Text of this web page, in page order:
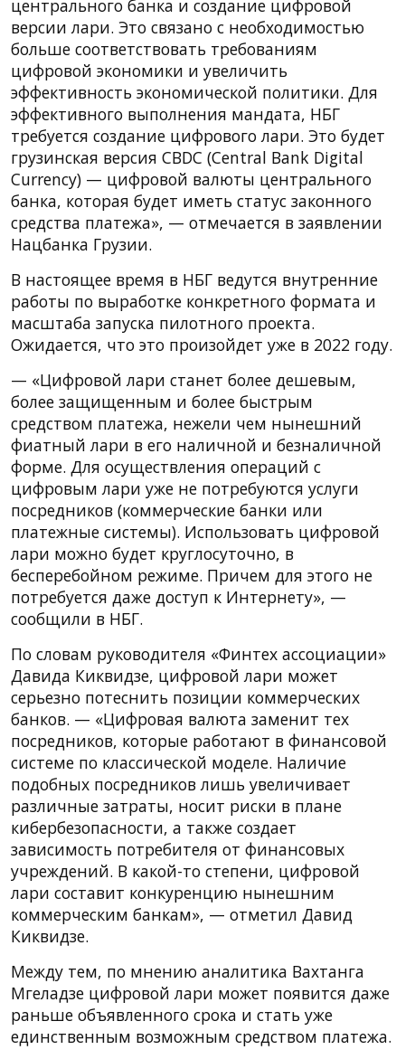
центрального банка и создание цифровой
версии лари. Это связано с необходимостью
больше соответствовать требованиям
цифровой экономики и увеличить
эффективность экономической политики. Для
эффективного выполнения мандата, НБГ
требуется создание цифрового лари. Это будет
грузинская версия CBDC (Central Bank Digital
Currency) — цифровой валюты центрального
банка, которая будет иметь статус законного
средства платежа», — отмечается в заявлении
Нацбанка Грузии.
В настоящее время в НБГ ведутся внутренние
работы по выработке конкретного формата и
масштаба запуска пилотного проекта.
Ожидается, что это произойдет уже в 2022 году.
— «Цифровой лари станет более дешевым,
более защищенным и более быстрым
средством платежа, нежели чем нынешний
фиатный лари в его наличной и безналичной
форме. Для осуществления операций с
цифровым лари уже не потребуются услуги
посредников (коммерческие банки или
платежные системы). Использовать цифровой
лари можно будет круглосуточно, в
бесперебойном режиме. Причем для этого не
потребуется даже доступ к Интернету», —
сообщили в НБГ.
По словам руководителя «Финтех ассоциации»
Давида Киквидзе, цифровой лари может
серьезно потеснить позиции коммерческих
банков. — «Цифровая валюта заменит тех
посредников, которые работают в финансовой
системе по классической моделе. Наличие
подобных посредников лишь увеличивает
различные затраты, носит риски в плане
кибербезопасности, а также создает
зависимость потребителя от финансовых
учреждений. В какой-то степени, цифровой
лари составит конкуренцию нынешним
коммерческим банкам», — отметил Давид
Киквидзе.
Между тем, по мнению аналитика Вахтанга
Мгеладзе цифровой лари может появится даже
раньше объявленного срока и стать уже
единственным возможным средством платежа.